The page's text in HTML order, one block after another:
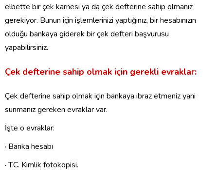
elbette bir çek karnesi ya da çek defterine sahip olmanız
gerekiyor. Bunun için işlemlerinizi yaptığınız, bir hesabınızın
olduğu bankaya giderek bir çek defteri başvurusu
yapabilirsiniz.
Çek defterine sahip olmak için gerekli evraklar:
Çek defterine sahip olmak için bankaya ibraz etmeniz yani
sunmanız gereken evraklar var.
İşte o evraklar:
· Banka hesabı
· T.C. Kimlik fotokopisi.